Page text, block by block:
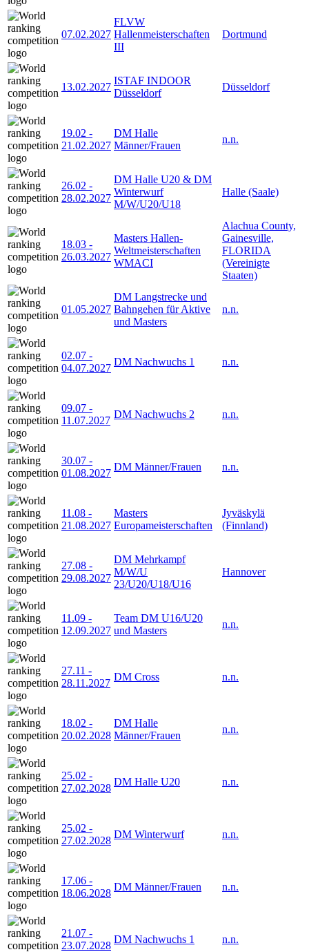
07.02.2027
FLVW
Hallenmeisterschaften
III
Dortmund
13.02.2027
ISTAF INDOOR
Düsseldorf
Düsseldorf
19.02 -
21.02.2027
DM Halle
Männer/Frauen
n.n.
26.02 -
28.02.2027
DM Halle U20 & DM
Winterwurf
M/W/U20/U18
Halle (Saale)
18.03 -
26.03.2027
Masters Hallen-
Weltmeisterschaften
WMACI
Alachua County,
Gainesville,
FLORIDA
(Vereinigte
Staaten)
01.05.2027
DM Langstrecke und
Bahngehen für Aktive
und Masters
n.n.
02.07 -
04.07.2027
DM Nachwuchs 1 n.n.
09.07 -
11.07.2027
DM Nachwuchs 2 n.n.
30.07 -
01.08.2027
DM Männer/Frauen n.n.
11.08 -
21.08.2027
Masters
Europameisterschaften
Jyväskylä
(Finnland)
27.08 -
29.08.2027
DM Mehrkampf
M/W/U
23/U20/U18/U16
Hannover
11.09 -
12.09.2027
Team DM U16/U20
und Masters
n.n.
27.11 -
28.11.2027
DM Cross n.n.
18.02 -
20.02.2028
DM Halle
Männer/Frauen
n.n.
25.02 -
27.02.2028
DM Halle U20 n.n.
25.02 -
27.02.2028
DM Winterwurf n.n.
17.06 -
18.06.2028
DM Männer/Frauen n.n.
21.07 -
23.07.2028
DM Nachwuchs 1 n.n.